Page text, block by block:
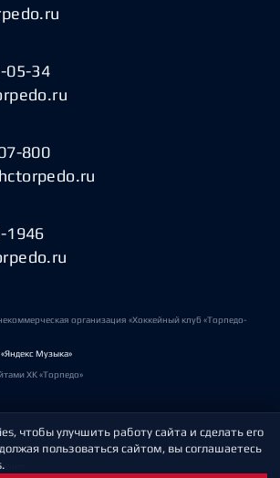
05-34
800
1946
организация «Хоккейный клуб «Торпедо-
Музыка»
ХК «Торпедо»
данных
чтобы улучшить работу сайта и сделать его
пользоваться сайтом, вы соглашаетесь